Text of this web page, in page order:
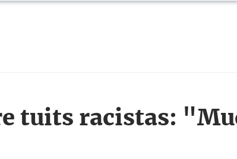
tuits racistas: